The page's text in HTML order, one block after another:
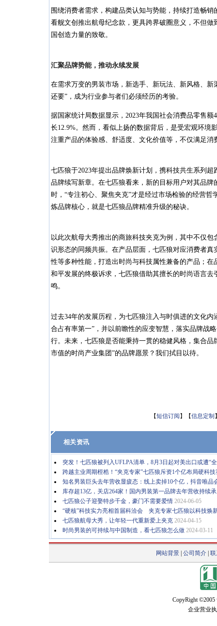
围绕消费者需求，构建品类认知与势能，持续打造畅
看舰文创推出航母纪念款，更具跨界破圈意义，不但
国创造力量的致敬。
汇聚品牌势能，推动永续发展
在需求万变的男装市场，新选手、新玩法、新风格、
还要”，成为行业参与者们必须经历的考验。
据国家统计局数据显示，2023年我国社会消费品零售
长12.9%。然而，看似上扬的数据背后，是受宏观环境
注重产品的体验感、舒适度、文化价值等，不仅满足
七匹狼于2023年提出品牌焕新计划，携科技共生系列
品牌续写新章。在七匹狼看来，新的目标用户对其品
时，“专注初心、聚焦夹克”才是经过市场检验的经营
炼品牌核心，就是七匹狼品牌精准升级的秘诀。
以此次航母大秀推出的商旅科技夹克为例，其中不仅
识形态的同频共振。在产品层面，七匹狼对应消费者
性等多种性能，打造出时尚与科技属性兼备的产品；
和平发展的终极诉求，七匹狼借助其擅长的时尚语言
鸣。
过去34年的发展历程，为七匹狼注入与时俱进的文化
合占有率第一”，并以前瞻性的应变智慧，落实品牌战
行。未来，七匹狼是否能秉持一贯的稳健风格，集合
市值的时尚产业集团”的品牌愿景？我们拭目以待。
【短信订阅 】【信息定制
相关资讯
突发！七匹狼被列入UFLPA清单，8月3日起对美出口或遭“
跨越主业周期桎梏！“夹克专家”七匹狼斥资1个亿布局硬科技
知名男装巨头去年营收显疲态：线上卖掉10个亿，抖音唯品
库存超13亿，关店264家！国内男装第一品牌去年营收持续
七匹狼公子迎娶特步千金，豪门不需要爱情 2024-06-05
“硬核”科技实力亮相首届科洽会 夹克专家七匹狼以科技焕
七匹狼航母大秀，让年轻一代重新爱上夹克 2024-04-15
时尚男装的可持续与中国制造，看七匹狼怎么做 2024-03-11
网站背景| 公司简介| 联
CopyRight ©2005
企业营业